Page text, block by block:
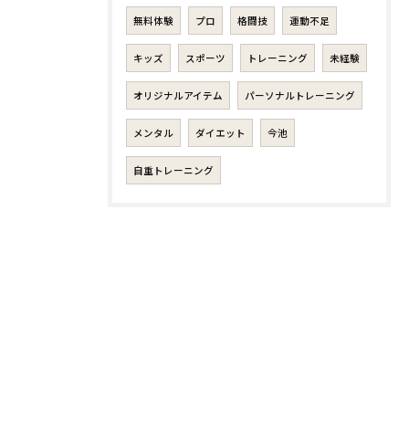
無料体験 プロ 格闘技 運動不足
キッズ スポーツ トレーニング 未経験
オリジナルアイテム パーソナルトレーニング
メンタル ダイエット 今池
自重トレーニング